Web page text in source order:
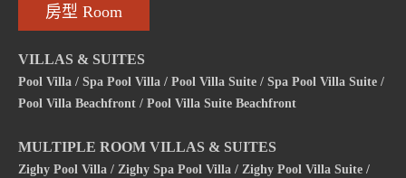
房型 Room
VILLAS & SUITES
Pool Villa / Spa Pool Villa / Pool Villa Suite / Spa Pool Villa Suite /
Pool Villa Beachfront / Pool Villa Suite Beachfront
MULTIPLE ROOM VILLAS & SUITES
Zighy Pool Villa / Zighy Spa Pool Villa / Zighy Pool Villa Suite /